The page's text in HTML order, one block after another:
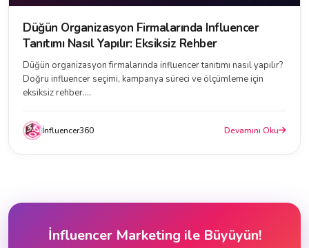
Düğün Organizasyon Firmalarında Influencer
Tanıtımı Nasıl Yapılır: Eksiksiz Rehber
Düğün organizasyon firmalarında influencer tanıtımı nasıl yapılır?
Doğru influencer seçimi, kampanya süreci ve ölçümleme için
eksiksiz rehber....
İnfluencer360 Devamını Oku
İnfluencer Marketing ile Büyüyün!